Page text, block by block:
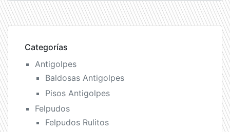
Categorías
Antigolpes
Baldosas Antigolpes
Pisos Antigolpes
Felpudos
Felpudos Rulitos